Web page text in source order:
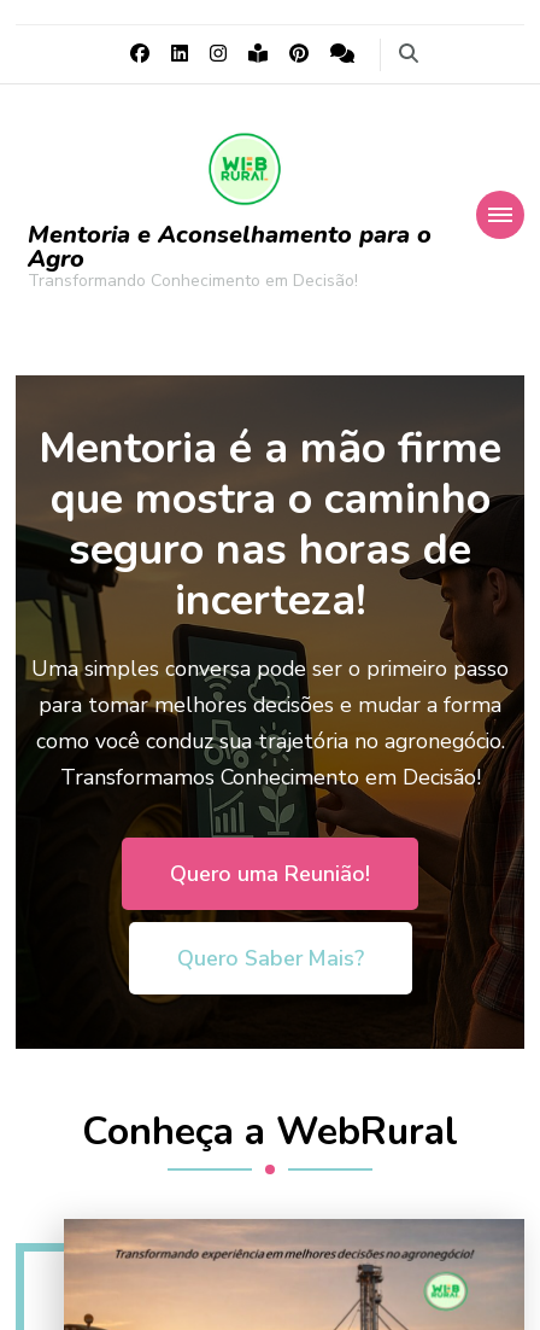
Mentoria e Aconselhamento para o
Agro
Transformando Conhecimento em Decisão!
Mentoria é a mão firme
que mostra o caminho
seguro nas horas de
incerteza!
Uma simples conversa pode ser o primeiro passo
para tomar melhores decisões e mudar a forma
como você conduz sua trajetória no agronegócio.
Transformamos Conhecimento em Decisão!
Quero uma Reunião!
Quero Saber Mais?
Conheça a WebRural